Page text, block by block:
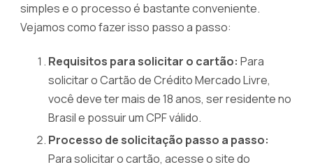
simples e o processo é bastante conveniente.
Vejamos como fazer isso passo a passo:
Requisitos para solicitar o cartão: Para
solicitar o Cartão de Crédito Mercado Livre,
você deve ter mais de 18 anos, ser residente no
Brasil e possuir um CPF válido.
Processo de solicitação passo a passo:
Para solicitar o cartão, acesse o site do